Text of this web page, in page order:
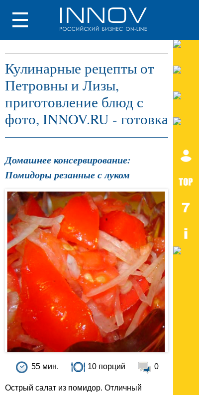
Кулинарные рецепты от
Петровны и Лизы,
приготовление блюд с
фото, INNOV.RU - готовка
Домашнее консервирование:
Помидоры резанные с луком
55 мин. 10 порций 0
Острый салат из помидор. Отличный